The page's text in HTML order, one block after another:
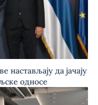
настављају да јачају
односе